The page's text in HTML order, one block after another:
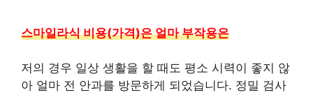
스마일라식 비용(가격)은 얼마 부작용은
저의 경우 일상 생활을 할 때도 평소 시력이 좋지 않
아 얼마 전 안과를 방문하게 되었습니다. 정밀 검사